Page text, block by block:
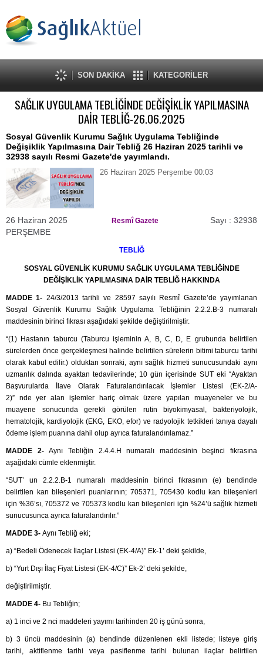
SON DAKİKA KATEGORİLER
SAĞLIK UYGULAMA TEBLİĞİNDE DEĞİŞİKLİK YAPILMASINA
DAİR TEBLİĞ-26.06.2025
Sosyal Güvenlik Kurumu Sağlık Uygulama Tebliğinde
Değişiklik Yapılmasına Dair Tebliğ 26 Haziran 2025 tarihli ve
32938 sayılı Resmi Gazete'de yayımlandı.
26 Haziran 2025 Perşembe 00:03
26 Haziran 2025
PERŞEMBE
Resmî Gazete Sayı : 32938
TEBLİĞ
SOSYAL GÜVENLİK KURUMU SAĞLIK UYGULAMA TEBLİĞİNDE
DEĞİŞİKLİK YAPILMASINA DAİR TEBLİĞ HAKKINDA
MADDE 1- 24/3/2013 tarihli ve 28597 sayılı Resmî Gazete’de yayımlanan
Sosyal Güvenlik Kurumu Sağlık Uygulama Tebliğinin 2.2.2.B-3 numaralı
maddesinin birinci fıkrası aşağıdaki şekilde değiştirilmiştir.
“(1) Hastanın taburcu (Taburcu işleminin A, B, C, D, E grubunda belirtilen
sürelerden önce gerçekleşmesi halinde belirtilen sürelerin bitimi taburcu tarihi
olarak kabul edilir.) olduktan sonraki, aynı sağlık hizmeti sunucusundaki aynı
uzmanlık dalında ayaktan tedavilerinde; 10 gün içerisinde SUT eki “Ayaktan
Başvurularda İlave Olarak Faturalandırılacak İşlemler Listesi (EK-2/A-
2)” nde yer alan işlemler hariç olmak üzere yapılan muayeneler ve bu
muayene sonucunda gerekli görülen rutin biyokimyasal, bakteriyolojik,
hematolojik, kardiyolojik (EKG, EKO, efor) ve radyolojik tetkikleri tanıya dayalı
ödeme işlem puanına dahil olup ayrıca faturalandırılamaz.”
MADDE 2-Aynı Tebliğin 2.4.4.H numaralı maddesinin beşinci fıkrasına
aşağıdaki cümle eklenmiştir.
“SUT’ un 2.2.2.B-1 numaralı maddesinin birinci fıkrasının (e) bendinde
belirtilen kan bileşenleri puanlarının; 705371, 705430 kodlu kan bileşenleri
için %36’sı, 705372 ve 705373 kodlu kan bileşenleri için %24’ü sağlık hizmeti
sunucusunca ayrıca faturalandırılır.”
MADDE 3- Aynı Tebliğ eki;
a) “Bedeli Ödenecek İlaçlar Listesi (EK-4/A)” Ek-1’ deki şekilde,
b) “Yurt Dışı İlaç Fiyat Listesi (EK-4/C)” Ek-2’ deki şekilde,
değiştirilmiştir.
MADDE 4- Bu Tebliğin;
a) 1 inci ve 2 nci maddeleri yayımı tarihinden 20 iş günü sonra,
b) 3 üncü maddesinin (a) bendinde düzenlenen ekli listede; listeye giriş
tarihi, aktiflenme tarihi veya pasiflenme tarihi bulunan ilaçlar belirtilen